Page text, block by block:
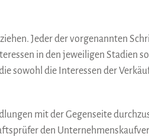
Jeder der vorgenannten
in den jeweiligen Stadien
sowohl die Interessen der
mit der Gegenseite
den